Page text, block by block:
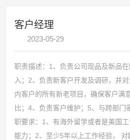
客户经理
2023-05-29
职责描述：1、负责公司现品及新品
入；2、负责新客户开发及调研，并
内客户的所有新老项目，确保客户满
比；4、负责客户维护；5、与跨部门
职要求：1、有海外留学或者是美国
能力；2、至少5年以上工作经验， 对